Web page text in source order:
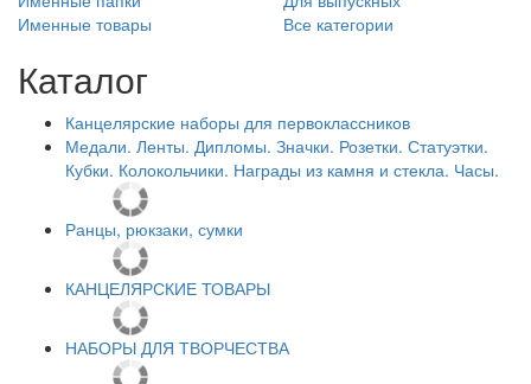
Именные товары
Все категории
Каталог
Канцелярские наборы для первоклассников
Медали. Ленты. Дипломы. Значки. Розетки. Статуэтки.
Кубки. Колокольчики. Награды из камня и стекла. Часы.
Ранцы, рюкзаки, сумки
КАНЦЕЛЯРСКИЕ ТОВАРЫ
НАБОРЫ ДЛЯ ТВОРЧЕСТВА